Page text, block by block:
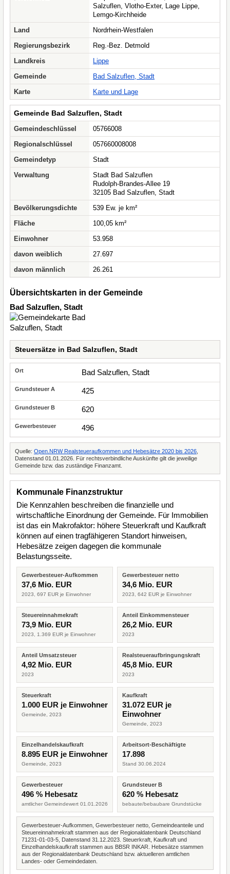
Salzuflen, Vlotho-Exter, Lage Lippe,
Lemgo-Kirchheide
Land
Nordrhein-Westfalen
Regierungsbezirk
Reg.-Bez. Detmold
Landkreis
Lippe
Gemeinde
Bad Salzuflen, Stadt
Karte
Karte und Lage
Gemeinde Bad Salzuflen, Stadt
Gemeindeschlüssel
05766008
Regionalschlüssel
057660008008
Gemeindetyp
Stadt
Verwaltung
Stadt Bad Salzuflen
Rudolph-Brandes-Allee 19
32105 Bad Salzuflen, Stadt
Bevölkerungsdichte
539 Ew. je km²
Fläche
100,05 km²
Einwohner
53.958
davon weiblich
27.697
davon männlich
26.261
Übersichtskarten in der Gemeinde
Bad Salzuflen, Stadt
Steuersätze in Bad Salzuflen, Stadt
Bad Salzuflen, Stadt
425
620
496
Quelle: Open.NRW Realsteueraufkommen und Hebesätze 2020 bis 2026
Datenstand 01.01.2026. Für rechtsverbindliche Auskünfte gilt die jeweilige
Gemeinde bzw. das zuständige Finanzamt.
Kommunale Finanzstruktur
Die Kennzahlen beschreiben die finanzielle und
wirtschaftliche Einordnung der Gemeinde. Für Immobilien
ist das ein Makrofaktor: höhere Steuerkraft und Kaufkraft
können auf einen tragfähigeren Standort hinweisen,
Hebesätze zeigen dagegen die kommunale
Belastungsseite.
Gewerbesteuer-Aufkommen
37,6 Mio. EUR
2023, 697 EUR je Einwohner
Gewerbesteuer netto
34,6 Mio. EUR
2023, 642 EUR je Einwohner
Steuereinnahmekraft
73,9 Mio. EUR
2023, 1.369 EUR je Einwohner
Anteil Einkommensteuer
26,2 Mio. EUR
2023
Anteil Umsatzsteuer
4,92 Mio. EUR
2023
Realsteueraufbringungskraft
45,8 Mio. EUR
2023
Steuerkraft
1.000 EUR je Einwohner
Gemeinde, 2023
Kaufkraft
31.072 EUR je
Einwohner
Gemeinde, 2023
Einzelhandelskaufkraft
8.895 EUR je Einwohner
Gemeinde, 2023
Arbeitsort-Beschäftigte
17.898
Stand 30.06.2024
Gewerbesteuer
496 % Hebesatz
amtlicher Gemeindewert 01.01.2026
Grundsteuer B
620 % Hebesatz
bebaute/bebaubare Grundstücke
Gewerbesteuer-Aufkommen, Gewerbesteuer netto, Gemeindeanteile und
Steuereinnahmekraft stammen aus der Regionaldatenbank Deutschland
71231-01-03-5, Datenstand 31.12.2023. Steuerkraft, Kaufkraft und
Einzelhandelskaufkraft stammen aus BBSR INKAR. Hebesätze stammen
aus der Regionaldatenbank Deutschland bzw. aktuelleren amtlichen
Landes- oder Gemeindedaten.